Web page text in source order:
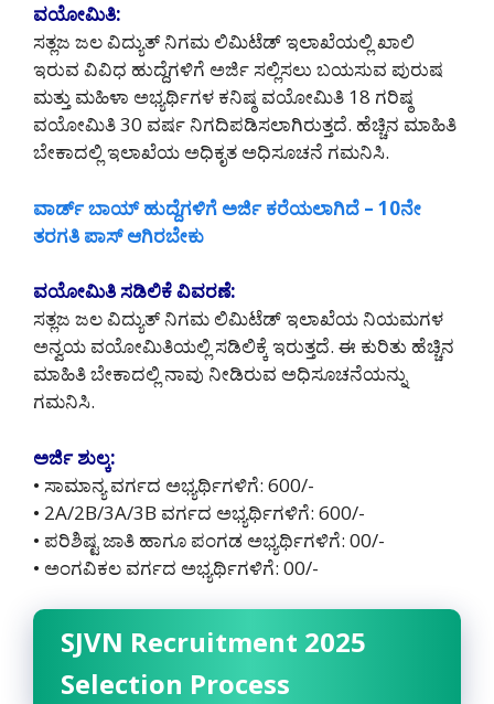
ವಯೋಮಿತಿ:
ಸತ್ಲಜ ಜಲ ವಿದ್ಯುತ್ ನಿಗಮ ಲಿಮಿಟೆಡ್ ಇಲಾಖೆಯಲ್ಲಿ ಖಾಲಿ
ಇರುವ ವಿವಿಧ ಹುದ್ದೆಗಳಿಗೆ ಅರ್ಜಿ ಸಲ್ಲಿಸಲು ಬಯಸುವ ಪುರುಷ
ಮತ್ತು ಮಹಿಳಾ ಅಭ್ಯರ್ಥಿಗಳ ಕನಿಷ್ಠ ವಯೋಮಿತಿ 18 ಗರಿಷ್ಠ
ವಯೋಮಿತಿ 30 ವರ್ಷ ನಿಗದಿಪಡಿಸಲಾಗಿರುತ್ತದೆ. ಹೆಚ್ಚಿನ ಮಾಹಿತಿ
ಬೇಕಾದಲ್ಲಿ ಇಲಾಖೆಯ ಅಧಿಕೃತ ಅಧಿಸೂಚನೆ ಗಮನಿಸಿ.
ವಾರ್ಡ್ ಬಾಯ್ ಹುದ್ದೆಗಳಿಗೆ ಅರ್ಜಿ ಕರೆಯಲಾಗಿದೆ – 10ನೇ
ತರಗತಿ ಪಾಸ್ ಆಗಿರಬೇಕು
ವಯೋಮಿತಿ ಸಡಿಲಿಕೆ ವಿವರಣೆ:
ಸತ್ಲಜ ಜಲ ವಿದ್ಯುತ್ ನಿಗಮ ಲಿಮಿಟೆಡ್ ಇಲಾಖೆಯ ನಿಯಮಗಳ
ಅನ್ವಯ ವಯೋಮಿತಿಯಲ್ಲಿ ಸಡಿಲಿಕ್ಕೆ ಇರುತ್ತದೆ. ಈ ಕುರಿತು ಹೆಚ್ಚಿನ
ಮಾಹಿತಿ ಬೇಕಾದಲ್ಲಿ ನಾವು ನೀಡಿರುವ ಅಧಿಸೂಚನೆಯನ್ನು
ಗಮನಿಸಿ.
ಅರ್ಜಿ ಶುಲ್ಕ:
• ಸಾಮಾನ್ಯ ವರ್ಗದ ಅಭ್ಯರ್ಥಿಗಳಿಗೆ: 600/-
• 2A/2B/3A/3B ವರ್ಗದ ಅಭ್ಯರ್ಥಿಗಳಿಗೆ: 600/-
• ಪರಿಶಿಷ್ಟ ಜಾತಿ ಹಾಗೂ ಪಂಗಡ ಅಭ್ಯರ್ಥಿಗಳಿಗೆ: 00/-
• ಅಂಗವಿಕಲ ವರ್ಗದ ಅಭ್ಯರ್ಥಿಗಳಿಗೆ: 00/-
SJVN Recruitment 2025
Selection Process